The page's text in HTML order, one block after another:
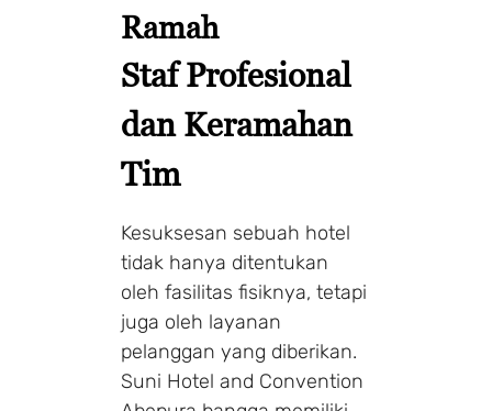
Ramah
Staf Profesional
dan Keramahan
Tim
Kesuksesan sebuah hotel
tidak hanya ditentukan
oleh fasilitas fisiknya, tetapi
juga oleh layanan
pelanggan yang diberikan.
Suni Hotel and Convention